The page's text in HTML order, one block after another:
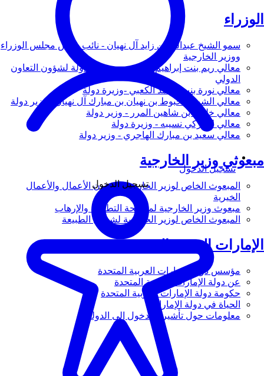
الوزراء
سمو الشيخ عبدالله بن زايد آل نهيان - نائب رئيس مجلس الوزراء
ووزير الخارجية
معالي ريم بنت إبراهيم الهاشمي - وزيرة دولة لشؤون التعاون
الدولي
معالي نورة بنت محمد الكعبي -وزيرة دولة
معالي الشيخ شخبوط بن نهيان بن مبارك آل نهيان - وزير دولة
معالي خليفة بن شاهين المرر - وزير دولة
معالي لانا زكي نسيبه - وزيرة دولة
معالي سعيد بن مبارك الهاجري - وزير دولة
مبعوثي وزير الخارجية
المبعوث الخاص لوزير الخارجية لشؤون الأعمال والأعمال
الخيرية
مبعوث وزير الخارجية لمكافحة التطرف والإرهاب
المبعوث الخاص لوزير الخارجية لشؤون الطبيعة
الإمارات العربية المتحدة
مؤسس دولة الإمارات العربية المتحدة
عن دولة الإمارات العربية المتحدة
حكومة دولة الإمارات العربية المتحدة
الحياة في دولة الإمارات
معلومات حول تأشيرة الدخول إلى الدولة
تسجيل الدخول
تسجيل الدخول